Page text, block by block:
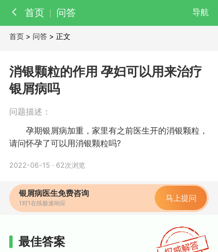
首页 问答 导航
医院
首页 > 问答 > 正文
消银颗粒的作用 孕妇可以用来治疗
银屑病吗
问题描述：
孕期银屑病加重，家里有之前医生开的消银颗粒，
请问怀孕了可以用消银颗粒吗?
2022-06-15 · 62次浏览
银屑病医生免费咨询
1对1在线极速响应
马上提问
最佳答案